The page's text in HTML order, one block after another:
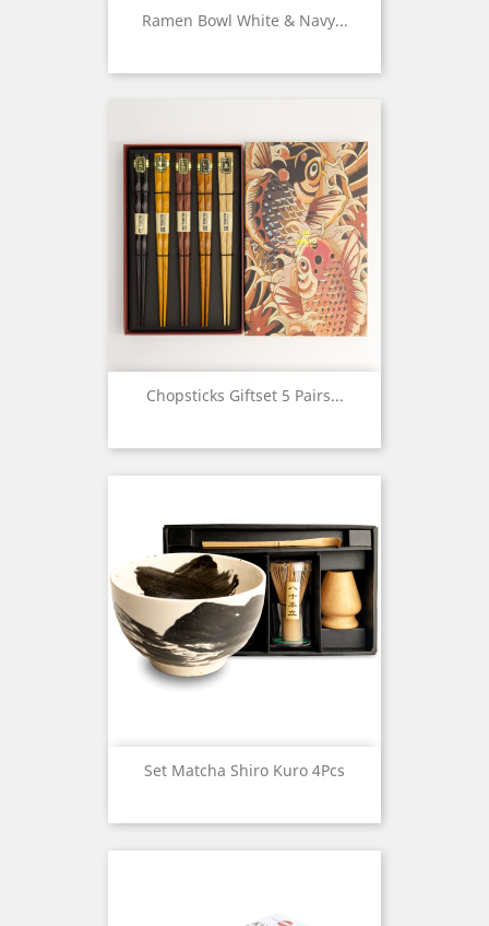
Ramen Bowl White & Navy...
Chopsticks Giftset 5 Pairs...
Set Matcha Shiro Kuro 4Pcs